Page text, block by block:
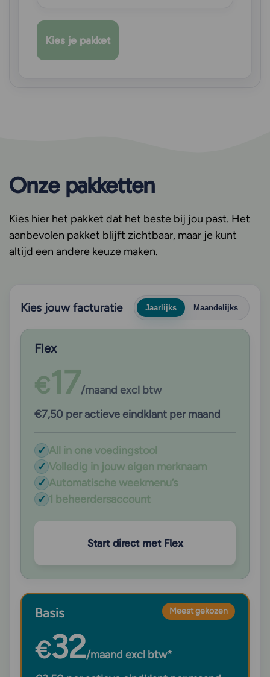
Kies je pakket
Onze pakketten
Kies hier het pakket dat het beste bij jou past. Het
aanbevolen pakket blijft zichtbaar, maar je kunt
altijd een andere keuze maken.
Kies jouw facturatie Jaarlijks Maandelijks
Flex
€17/maand excl btw
€7,50 per actieve eindklant per maand
✓ All in one voedingstool
✓ Volledig in jouw eigen merknaam
✓ Automatische weekmenu’s
✓ 1 beheerdersaccount
Start direct met Flex
Basis Meest gekozen
€32/maand excl btw*